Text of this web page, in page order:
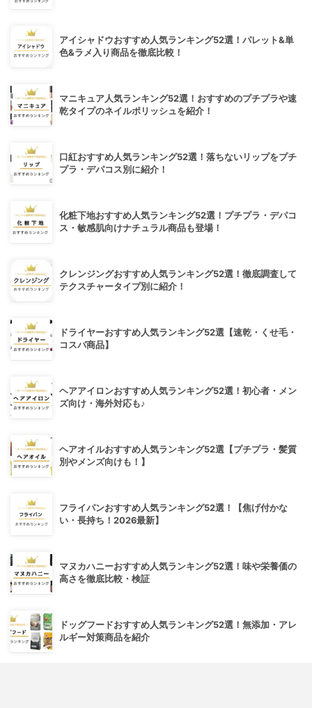
アイシャドウおすすめ人気ランキング52選！パレット&単
色&ラメ入り商品を徹底比較！
マニキュア人気ランキング52選！おすすめのプチプラや速
乾タイプのネイルポリッシュを紹介！
口紅おすすめ人気ランキング52選！落ちないリップをプチ
プラ・デパコス別に紹介！
化粧下地おすすめ人気ランキング52選！プチプラ・デパコ
ス・敏感肌向けナチュラル商品も登場！
クレンジングおすすめ人気ランキング52選！徹底調査して
テクスチャータイプ別に紹介！
ドライヤーおすすめ人気ランキング52選【速乾・くせ毛・
コスパ商品】
ヘアアイロンおすすめ人気ランキング52選！初心者・メン
ズ向け・海外対応も♪
ヘアオイルおすすめ人気ランキング52選【プチプラ・髪質
別やメンズ向けも！】
フライパンおすすめ人気ランキング52選！【焦げ付かな
い・長持ち！2026最新】
マヌカハニーおすすめ人気ランキング52選！味や栄養価の
高さを徹底比較・検証
ドッグフードおすすめ人気ランキング52選！無添加・アレ
ルギー対策商品を紹介